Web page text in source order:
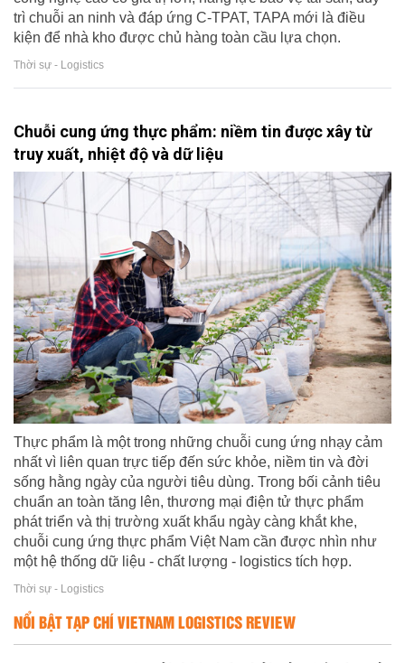
trì chuỗi an ninh và đáp ứng C-TPAT, TAPA mới là điều
kiện để nhà kho được chủ hàng toàn cầu lựa chọn.
Thời sự - Logistics
Chuỗi cung ứng thực phẩm: niềm tin được xây từ
truy xuất, nhiệt độ và dữ liệu
Thực phẩm là một trong những chuỗi cung ứng nhạy cảm
nhất vì liên quan trực tiếp đến sức khỏe, niềm tin và đời
sống hằng ngày của người tiêu dùng. Trong bối cảnh tiêu
chuẩn an toàn tăng lên, thương mại điện tử thực phẩm
phát triển và thị trường xuất khẩu ngày càng khắt khe,
chuỗi cung ứng thực phẩm Việt Nam cần được nhìn như
một hệ thống dữ liệu - chất lượng - logistics tích hợp.
Thời sự - Logistics
NỔI BẬT TẠP CHÍ VIETNAM LOGISTICS REVIEW